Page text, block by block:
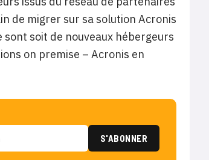
de migrer sur sa solution Acronis
sont soit de nouveaux hébergeurs
on premise – Acronis en